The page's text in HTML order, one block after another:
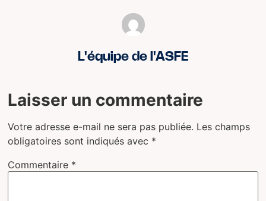
L'équipe de l'ASFE
Laisser un commentaire
Votre adresse e-mail ne sera pas publiée. Les champs
obligatoires sont indiqués avec *
Commentaire *